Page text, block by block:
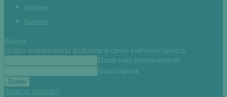
Водоемы
Контакты
Войти
Добро пожаловать! Войдите в свою учётную запись
Ваше имя пользователя
Ваш пароль
Забыли пароль?